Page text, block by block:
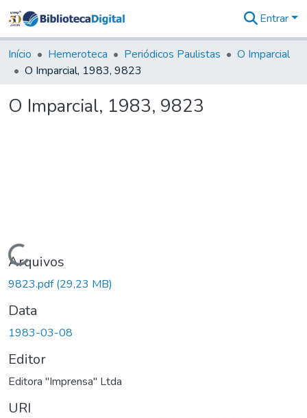
&
Coleções
Tudo na
Digital
Entrar
Início Hemeroteca Periódicos Paulistas
O Imparcial
O Imparcial, 1983, 9823
O Imparcial, 1983, 9823
Carregando...
Arquivos
9823.pdf(29,23 MB)
Data
1983-03-08
Editor
Editora "Imprensa" Ltda
URI